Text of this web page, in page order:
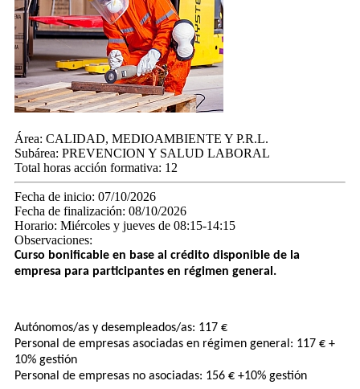
Área: CALIDAD, MEDIOAMBIENTE Y P.R.L.
Subárea: PREVENCION Y SALUD LABORAL
Total horas acción formativa: 12
Fecha de inicio: 07/10/2026
Fecha de finalización: 08/10/2026
Horario: Miércoles y jueves de 08:15-14:15
Observaciones:
Curso bonificable en base al crédito disponible de la
empresa para participantes en régimen general.
Autónomos/as y desempleados/as: 117 €
Personal de empresas asociadas en régimen general: 117 € +
10% gestión
Personal de empresas no asociadas: 156 € +10% gestión